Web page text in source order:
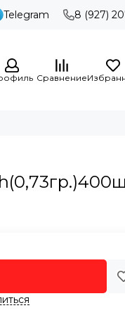
Telegram 8 (927)
Сравнение